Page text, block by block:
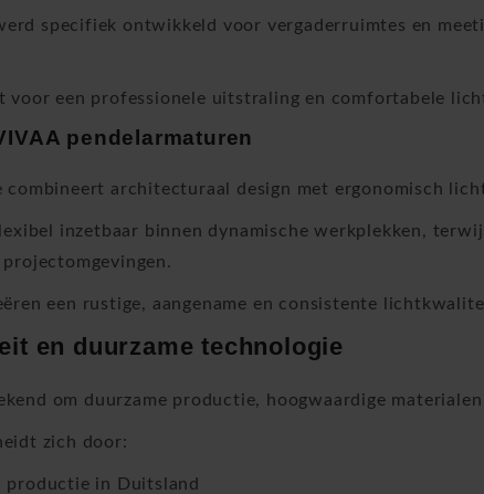
specifiek ontwikkeld voor vergaderruimtes en
voor een professionele uitstraling en comfortabele
pendelarmaturen
combineert architecturaal design met ergonomisch
inzetbaar binnen dynamische werkplekken,
een rustige, aangename en consistente
en duurzame technologie
om duurzame productie, hoogwaardige
zich door:
in Duitsland